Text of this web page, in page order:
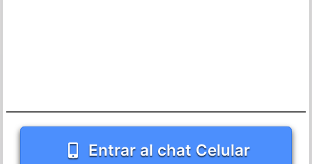
Entrar al chat Celular